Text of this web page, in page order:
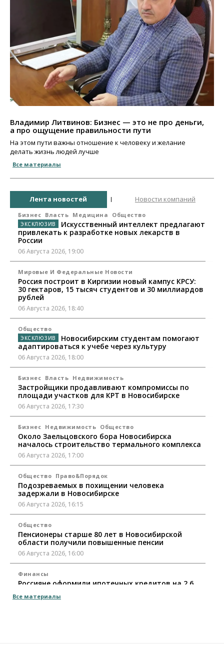
Владимир Литвинов: Бизнес — это не про деньги,
а про ощущение правильности пути
На этом пути важны отношение к человеку и желание
делать жизнь людей лучше
Все материалы
Лента новостей Новости компаний
Бизнес Власть Медицина Общество
Искусственный интеллект предлагают
привлекать к разработке новых лекарств в
России
06 Августа 2026, 19:00
Мировые И Федеральные Новости
Россия построит в Киргизии новый кампус КРСУ:
30 гектаров, 15 тысяч студентов и 30 миллиардов
рублей
06 Августа 2026, 18:40
Общество
Новосибирским студентам помогают
адаптироваться к учебе через культуру
06 Августа 2026, 18:00
Бизнес Власть Недвижимость
Застройщики продавливают компромиссы по
площади участков для КРТ в Новосибирске
06 Августа 2026, 17:30
Бизнес Недвижимость Общество
Около Заельцовского бора Новосибирска
началось строительство термального комплекса
06 Августа 2026, 17:00
Общество Право&Порядок
Подозреваемых в похищении человека
задержали в Новосибирске
06 Августа 2026, 16:15
Общество
Пенсионеры старше 80 лет в Новосибирской
области получили повышенные пенсии
06 Августа 2026, 16:00
Финансы
Россияне оформили ипотечных кредитов на 2,6
06 Августа 2026, 15:53
Все материалы